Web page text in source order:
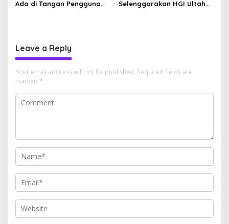
Ada di Tangan Pengguna
Selenggarakan HGI Ultah
Leave a Reply
Your email address will not be published. Required fields are
marked *